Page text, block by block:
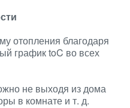
отопления благодаря
график toC во всех
не выходя из дома
в комнате и т. д.